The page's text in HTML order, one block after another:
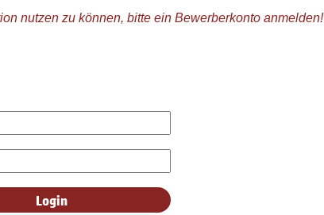
nutzen zu können, bitte ein Bewerberkonto anmelden!